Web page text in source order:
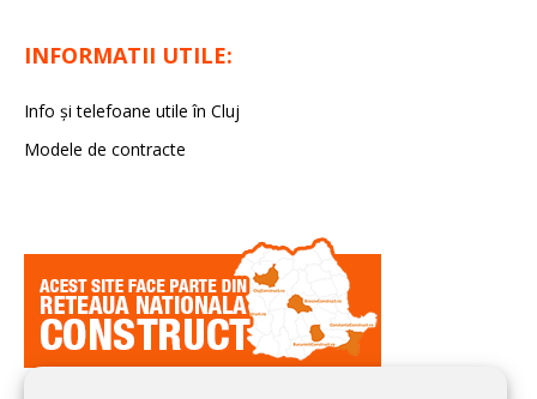
INFORMATII UTILE:
Info și telefoane utile în Cluj
Modele de contracte